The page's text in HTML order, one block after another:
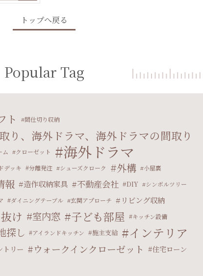
トップへ戻る
Popular Tag
ト 間仕切り収納
り、海外ドラマ、海外ドラマの間取り
ム クローゼット
海外ドラマ
デッキ 分離発注 シューズクローク 外構 小屋裏
報 造作収納家具 不動産会社 DIY シンボルツリー
ダイニングテーブル 玄関アプローチ リビング収納
け 室内窓 子ども部屋 キッチン設備
探し アイランドキッチン 施主支給 インテリア
トリー ウォークインクローゼット 住宅ローン